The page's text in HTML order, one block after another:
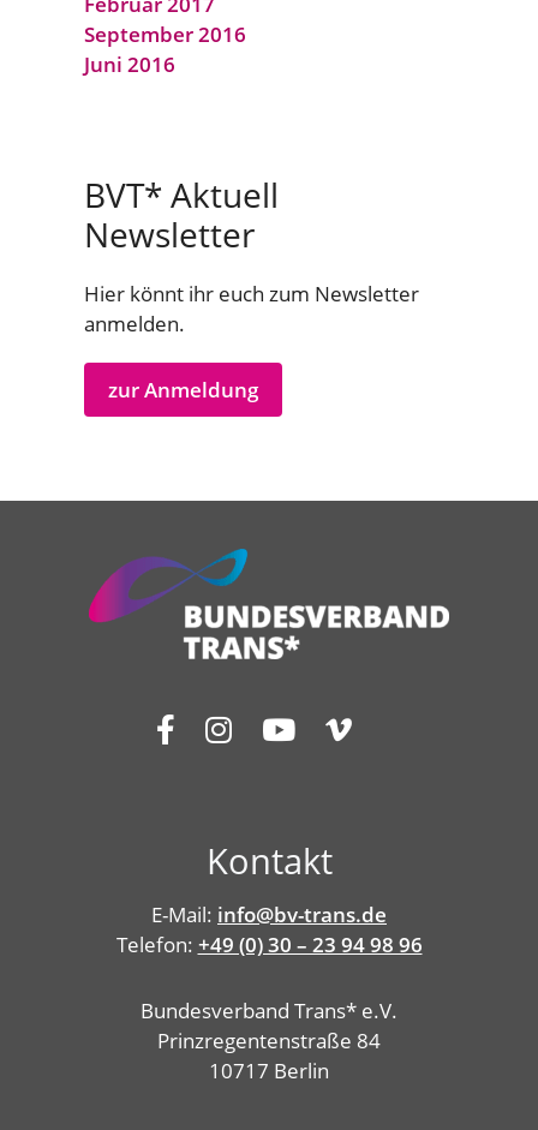
September 2016
Juni 2016
BVT* Aktuell
Newsletter
Hier könnt ihr euch zum Newsletter
anmelden.
zur Anmeldung
Kontakt
E-Mail: info@bv-trans.de
Telefon: +49 (0) 30 – 23 94 98 96
Bundesverband Trans* e.V.
Prinzregentenstraße 84
10717 Berlin